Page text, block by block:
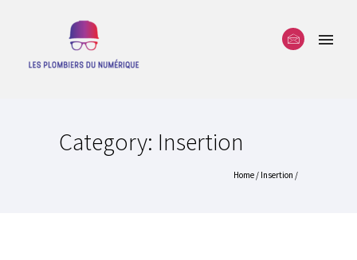
Category: Insertion
Home / Insertion /